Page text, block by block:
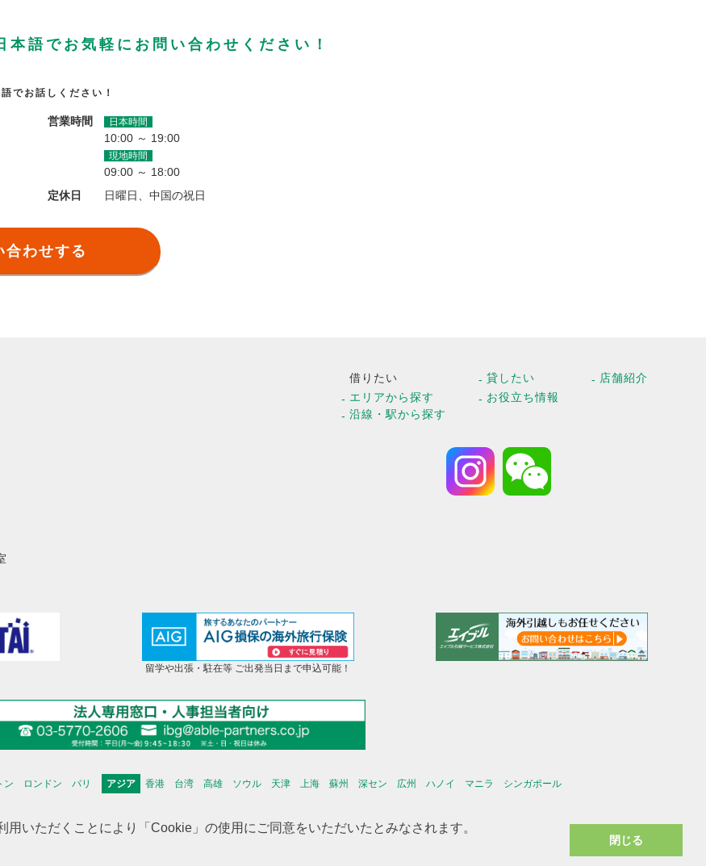
いただくことにより「Cookie」の使用にご同意をいただいたとみなされます。
閉じる
語でお気軽にお問い合わせください！
でお話しください！
営業時間 日本時間
10:00 ～ 19:00
現地時間
09:00 ～ 18:00
定休日
日曜日、中国の祝日
合わせする
借りたい
エリアから探す
沿線・駅から探す
貸したい
お役立ち情報
店舗紹介
留学や出張・駐在等 ご出発当日まで申込可能！
ン ロンドン パリ アジア 香港 台湾 高雄 ソウル 天津 上海 蘇州 深セン 広州 ハノイ マニラ シンガポール